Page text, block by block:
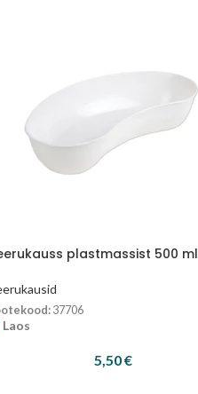
plastmassist 500 ml
37706
Laos
5,50€